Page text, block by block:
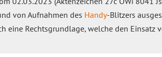
von Aufnahmen des Handy-Blitzers
eine Rechtsgrundlage, welche den